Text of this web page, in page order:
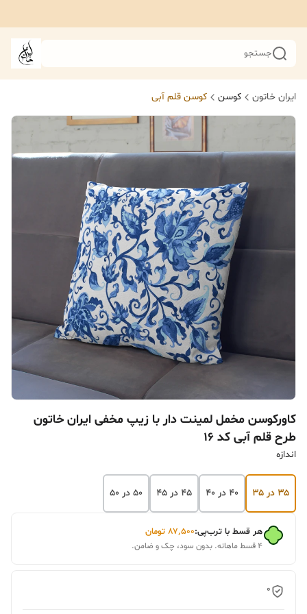
جستجو
ایران خاتون کوسن کوسن قلم آبی
کاورکوسن مخمل لمینت دار با زیپ مخفی ایران خاتون
طرح قلم آبی کد ۱۶
اندازه
۳۵ در ۳۵ ۴۰ در ۴۰ ۴۵ در ۴۵ ۵۰ در ۵۰
هر قسط با ترب‌پی:۸۷٬۵۰۰ تومان
۴ قسط ماهانه. بدون سود، چک و ضامن.
0